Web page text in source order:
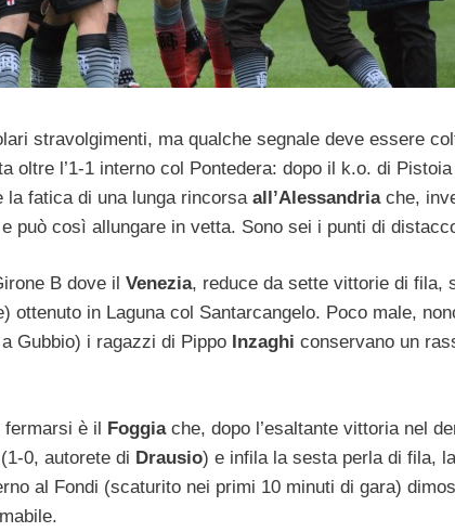
stravolgimenti, ma qualche segnale deve essere
oltre l’1-1 interno col Pontedera: dopo il k.o. di
la fatica di una lunga rincorsa all’Alessandriache,
può così allungare in vetta. Sono sei i punti di
B dove il Venezia, reduce da sette vittorie di fila,
ottenuto in Laguna col Santarcangelo. Poco male,
Gubbio) i ragazzi di Pippo Inzaghi conservano un
fermarsi è il Foggiache, dopo l’esaltante vittoria nel
0, autorete di Drausio) e infila la sesta perla di fila,
al Fondi (scaturito nei primi 10 minuti di gara)